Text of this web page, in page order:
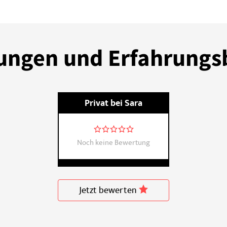
und
Privat bei Sara
Noch keine Bewertung
Jetzt bewerten